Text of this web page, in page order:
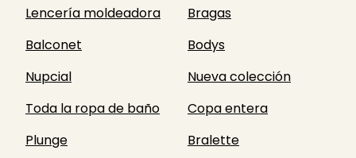
Lencería moldeadora
Bragas
Balconet
Bodys
Nupcial
Nueva colección
Toda la ropa de baño
Copa entera
Plunge
Bralette